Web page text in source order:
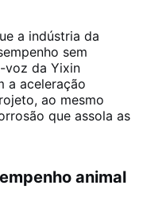
a indústria da
sem
voz da Yixin
a aceleração
ao mesmo
que assola as
animal